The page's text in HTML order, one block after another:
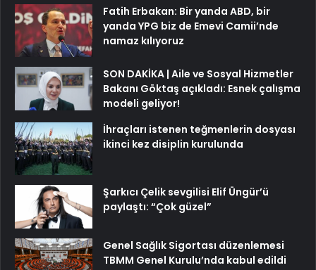
Fatih Erbakan: Bir yanda ABD, bir
yanda YPG biz de Emevi Camii’nde
namaz kılıyoruz
SON DAKİKA | Aile ve Sosyal Hizmetler
Bakanı Göktaş açıkladı: Esnek çalışma
modeli geliyor!
İhraçları istenen teğmenlerin dosyası
ikinci kez disiplin kurulunda
Şarkıcı Çelik sevgilisi Elif Üngür’ü
paylaştı: “Çok güzel”
Genel Sağlık Sigortası düzenlemesi
TBMM Genel Kurulu’nda kabul edildi